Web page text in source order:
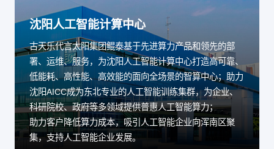
沈阳人工智能计算中心
古天乐代言太阳集团鲲泰基于先进算力产品和领先的部
署、运维、服务，为沈阳人工智能计算中心打造高可靠、
低能耗、高性能、高效能的面向全场景的智算中心；助力
沈阳AICC成为东北专业的人工智能训练集群，为企业、
科研院校、政府等多领域提供普惠人工智能算力；
助力客户降低算力成本，吸引人工智能企业向浑南区聚
集，支持人工智能企业发展。